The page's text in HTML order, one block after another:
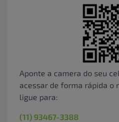
Aponte a camera do seu
acessar de forma rápida o
ligue para:
(11) 93467-3388